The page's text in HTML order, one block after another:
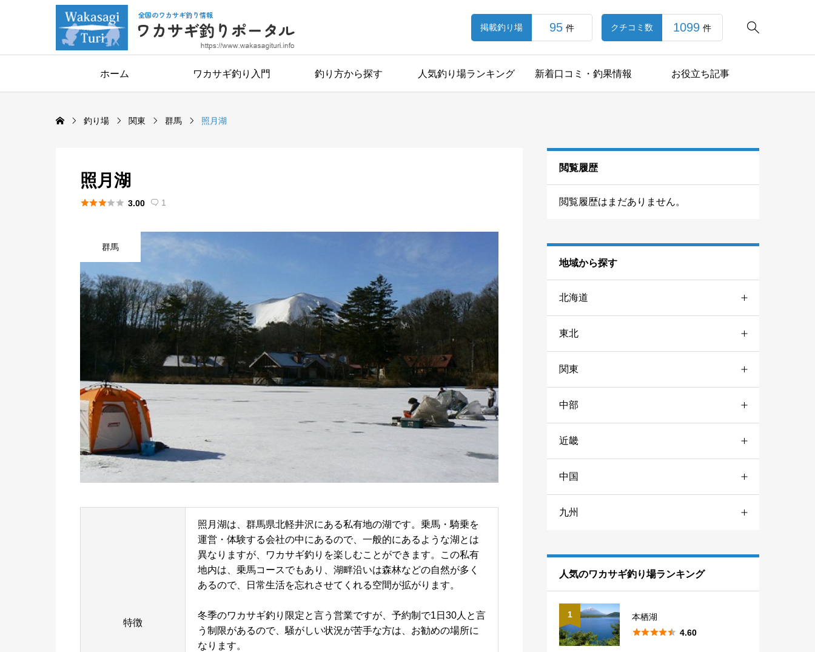

掲載釣り場 95 件 クチコミ数 1099 件
ホーム ワカサギ釣り入門 釣り方から探す 人気釣り場ランキング 新着口コミ・釣果情報 お役立ち記事
釣り場 関東 群馬 照月湖
照月湖
 3.00  1
群馬
特徴
照月湖は、群馬県北軽井沢にある私有地の湖です。乗馬・騎乗を
運営・体験する会社の中にあるので、一般的にあるような湖とは
異なりますが、ワカサギ釣りを楽しむことができます。この私有
地内は、乗馬コースでもあり、湖畔沿いは森林などの自然が多く
あるので、日常生活を忘れさせてくれる空間が拡がります。
冬季のワカサギ釣り限定と言う営業ですが、予約制で1日30人と言
う制限があるので、騒がしい状況が苦手な方は、お勧めの場所に
なります。
閲覧履歴
閲覧履歴はまだありません。
地域から探す
北海道
道央
道北
道南
道東
東北
宮城
山形
秋田
岩手
青森
福島 5
関東
栃木
神奈川
千葉
東京
埼玉 7
群馬 14
中部
愛知
岐阜
静岡
長野 10
山梨 5
新潟
近畿
兵庫
奈良
中国
山口
九州
人気のワカサギ釣り場ランキング
1
本栖湖
 4.60